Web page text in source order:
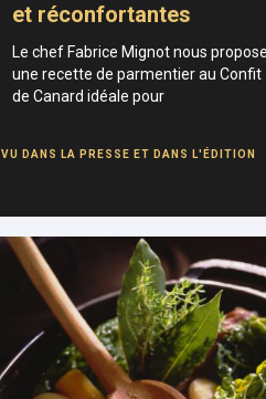
et réconfortantes
Le chef Fabrice Mignot nous propose
une recette de parmentier au Confit
de Canard idéale pour
VU DANS LA PRESSE ET DANS L'ÉDITION